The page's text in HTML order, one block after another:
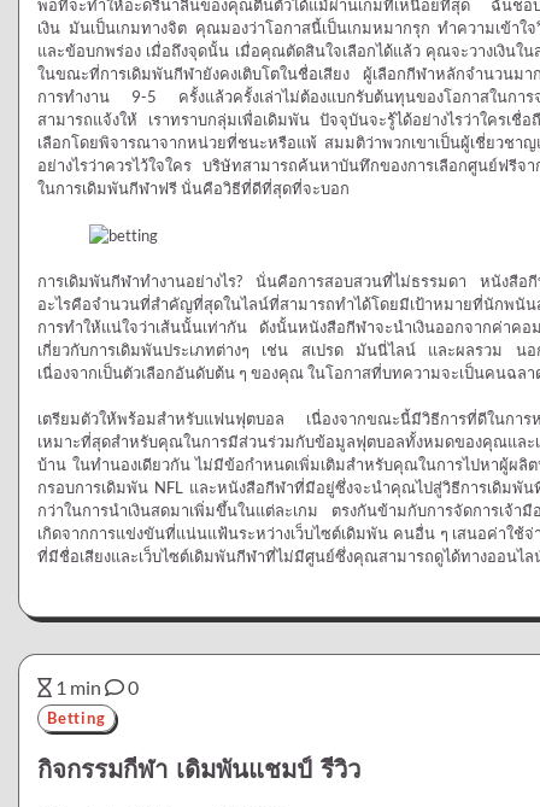
พอที่จะทำให้อะดรีนาลีนของคุณตื่นตัวได้แม้ผ่านเกมที่เหนื่อยที่สุด ฉันชอบ
เงิน มันเป็นเกมทางจิต คุณมองว่าโอกาสนี้เป็นเกมหมากรุก ทำความเข้า
และข้อบกพร่อง เมื่อถึงจุดนั้น เมื่อคุณตัดสินใจเลือกได้แล้ว คุณจะวางเงิน
ในขณะที่การเดิมพันกีฬายังคงเติบโตในชื่อเสียง ผู้เลือกกีฬาหลักจำนวนม
การทำงาน 9-5 ครั้งแล้วครั้งเล่าไม่ต้องแบกรับต้นทุนของโอกาสในกา
สามารถแจ้งให้ เราทราบกลุ่มเพื่อเดิมพัน ปัจจุบันจะรู้ได้อย่างไรว่าใครเ
เลือกโดยพิจารณาจากหน่วยที่ชนะหรือแพ้ สมมติว่าพวกเขาเป็นผู้เชี่ยวชาญ
อย่างไรว่าควรไว้ใจใคร บริษัทสามารถค้นหาบันทึกของการเลือกศูนย์ฟรีจ
ในการเดิมพันกีฬาฟรี นั่นคือวิธีที่ดีที่สุดที่จะบอก
การเดิมพันกีฬาทำงานอย่างไร? นั่นคือการสอบสวนที่ไม่ธรรมดา หนังสือกี
อะไรคือจำนวนที่สำคัญที่สุดในไลน์ที่สามารถทำได้โดยมีเป้าหมายที่นักพนั
การทำให้แน่ใจว่าเส้นนั้นเท่ากัน ดังนั้นหนังสือกีฬาจะนำเงินออกจากค่า
เกี่ยวกับการเดิมพันประเภทต่างๆ เช่น สเปรด มันนี่ไลน์ และผลรวม น
เนื่องจากเป็นตัวเลือกอันดับต้น ๆ ของคุณ ในโอกาสที่บทความจะเป็นคนฉล
เตรียมตัวให้พร้อมสำหรับแฟนฟุตบอล เนื่องจากขณะนี้มีวิธีการที่ดีในการ
เหมาะที่สุดสำหรับคุณในการมีส่วนร่วมกับข้อมูลฟุตบอลทั้งหมดของคุณแล
บ้าน ในทำนองเดียวกัน ไม่มีข้อกำหนดเพิ่มเติมสำหรับคุณในการไปหาผู้ผลิ
กรอบการเดิมพัน NFL และหนังสือกีฬาที่มีอยู่ซึ่งจะนำคุณไปสู่วิธีการเดิมพั
กว่าในการนำเงินสดมาเพิ่มขึ้นในแต่ละเกม ตรงกันข้ามกับการจัดการเจ้
เกิดจากการแข่งขันที่แน่นแฟ้นระหว่างเว็บไซต์เดิมพัน คนอื่น ๆ เสนอค่าใช้
ที่มีชื่อเสียงและเว็บไซต์เดิมพันกีฬาที่ไม่มีศูนย์ซึ่งคุณสามารถดูได้ทางออนไล
1 min 0
Betting
กิจกรรมกีฬา เดิมพันแชมป์ รีวิว